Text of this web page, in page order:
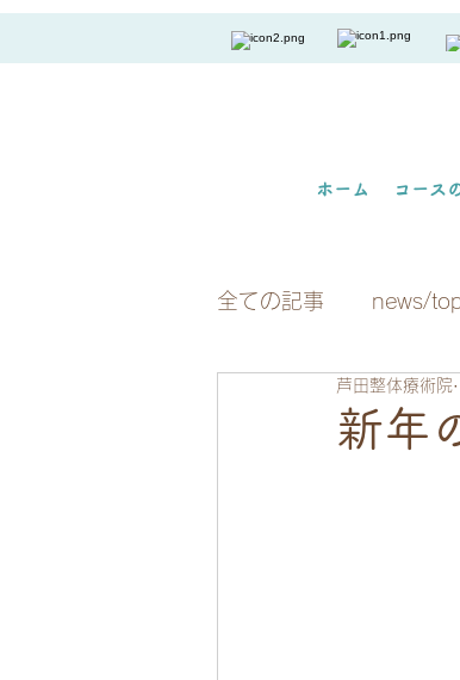
ホーム コース
全ての記事 news/
新年
芦田整体療術院